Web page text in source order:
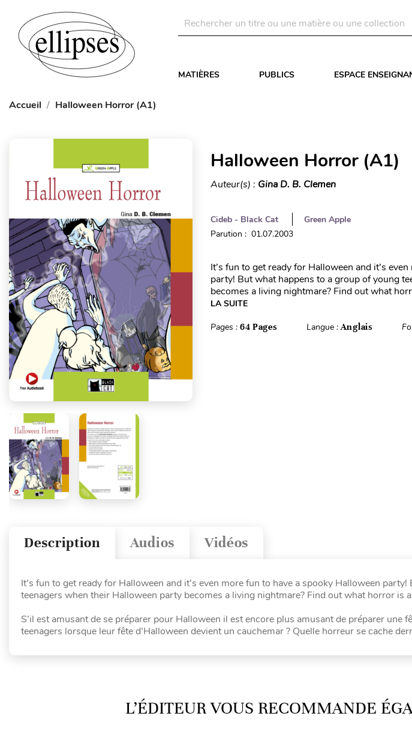
MATIÈRES PUBLICS ESPACE
Accueil Halloween Horror (A1)
Halloween Horror (A1)
Auteur(s) : Gina D. B. Clemen
Cideb - Black Cat
Green Apple
Parution : 01.07.2003
It’s fun to get ready for Halloween and it’s
party! But what happens to a group of young
becomes a living nightmare? Find out what
LA SUITE
Pages : 64 Pages Langue :Anglais
Vidéos
Audios
Description
It’s fun to get ready for Halloween and it’s even more fun to have a spooky Halloween
teenagers when their Halloween party becomes a living nightmare? Find out what horror is
S’il est amusant de se préparer pour Halloween il est encore plus amusant de préparer une
teenagers lorsque leur fête d’Halloween devient un cauchemar ? Quelle horreur se cache
L’ÉDITEUR VOUS RECOMMANDE